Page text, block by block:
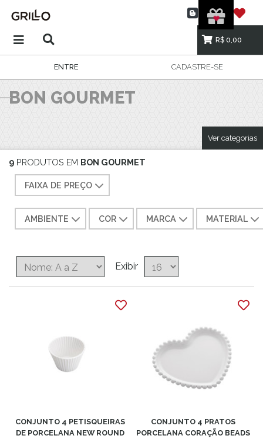
R$ 0,00
ENTRE CADASTRE-SE
BON GOURMET
Ver categorias
9 PRODUTOS EM BON GOURMET
FAIXA DE PREÇO
AMBIENTE COR MARCA MATERIAL
Exibir
CONJUNTO 4 PETISQUEIRAS
DE PORCELANA NEW ROUND
CONJUNTO 4 PRATOS
PORCELANA CORAÇÃO BEADS